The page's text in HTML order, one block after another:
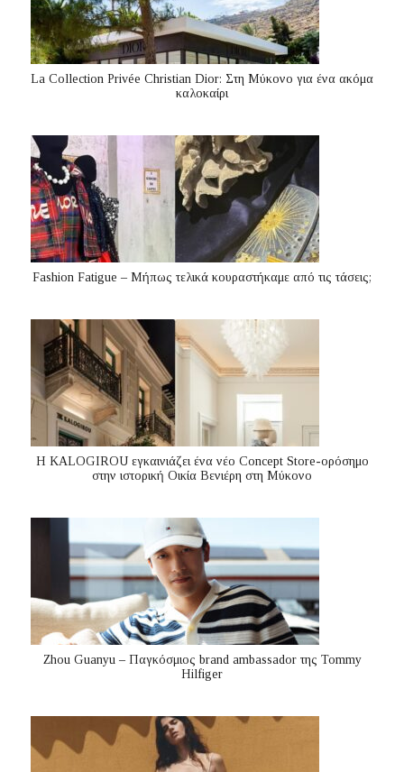
La Collection Privée Christian Dior: Στη Μύκονο για ένα ακόμα
καλοκαίρι
Fashion Fatigue – Μήπως τελικά κουραστήκαμε από τις τάσεις;
Η KALOGIROU εγκαινιάζει ένα νέο Concept Store-ορόσημο
στην ιστορική Οικία Βενιέρη στη Μύκονο
Zhou Guanyu – Παγκόσμιος brand ambassador της Tommy
Hilfiger